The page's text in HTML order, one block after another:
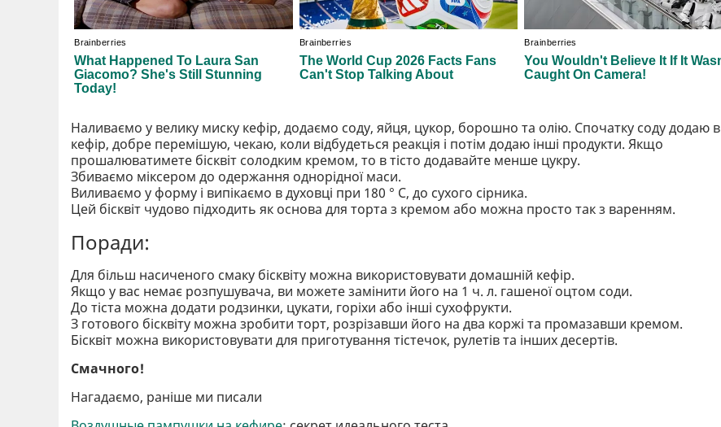
Наливаємо у велику миску кефір, додаємо соду, яйця, цукор, борошно та олію. Спочатку соду додаю в
кефір, добре перемішую, чекаю, коли відбудеться реакція і потім додаю інші продукти. Якщо
прошалюватимете бісквіт солодким кремом, то в тісто додавайте менше цукру.
Збиваємо міксером до одержання однорідної маси.
Виливаємо у форму і випікаємо в духовці при 180 ° С, до сухого сірника.
Цей бісквіт чудово підходить як основа для торта з кремом або можна просто так з варенням.
Поради:
Для більш насиченого смаку бісквіту можна використовувати домашній кефір.
Якщо у вас немає розпушувача, ви можете замінити його на 1 ч. л. гашеної оцтом соди.
До тіста можна додати родзинки, цукати, горіхи або інші сухофрукти.
З готового бісквіту можна зробити торт, розрізавши його на два коржі та промазавши кремом.
Бісквіт можна використовувати для приготування тістечок, рулетів та інших десертів.
Смачного!
Нагадаємо, раніше ми писали